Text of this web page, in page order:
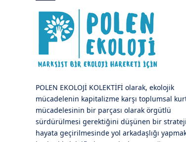
POLEN EKOLOJİ KOLEKTİFİ olarak, ekolojik
mücadelenin kapitalizme karşı toplumsal
mücadelesinin bir parçası olarak örgütlü
sürdürülmesi gerektiğini düşünen bir
hayata geçirilmesinde yol arkadaşlığı